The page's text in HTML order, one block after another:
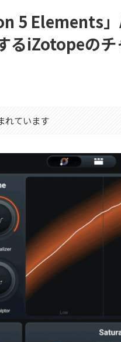
5 Elements
るiZotopeの
れています